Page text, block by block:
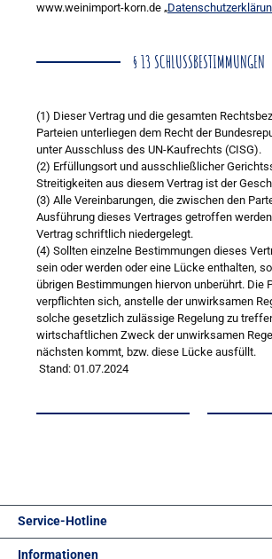
www.weinimport-korn.de „
§ 13 SCHLUSSBESTIMMUNGEN
(1) Dieser Vertrag und die gesamten
Parteien unterliegen dem Recht der
unter Ausschluss des UN-Kaufrechts (CISG).
(2) Erfüllungsort und ausschließlicher
Streitigkeiten aus diesem Vertrag ist der
(3) Alle Vereinbarungen, die zwischen den
Ausführung dieses Vertrages getroffen
Vertrag schriftlich niedergelegt.
(4) Sollten einzelne Bestimmungen dieses
sein oder werden oder eine Lücke enthalten,
übrigen Bestimmungen hiervon unberührt. Die
verpflichten sich, anstelle der unwirksamen
solche gesetzlich zulässige Regelung zu
wirtschaftlichen Zweck der unwirksamen
nächsten kommt, bzw. diese Lücke ausfüllt.
Stand: 01.07.2024
Service-Hotline
Informationen